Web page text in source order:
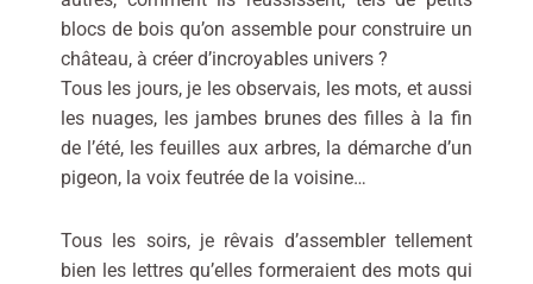
blocs de bois qu’on assemble pour construire un
château, à créer d’incroyables univers ?
Tous les jours, je les observais, les mots, et aussi
les nuages, les jambes brunes des filles à la fin
de l’été, les feuilles aux arbres, la démarche d’un
pigeon, la voix feutrée de la voisine…
Tous les soirs, je rêvais d’assembler tellement
bien les lettres qu’elles formeraient des mots qui